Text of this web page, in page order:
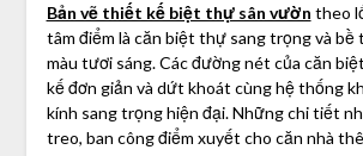
Bản vẽ thiết kế biệt thự sân vườn theo
tâm điểm là căn biệt thự sang trọng và bề
màu tươi sáng. Các đường nét của căn
kế đơn giản và dứt khoát cùng hệ thống
kính sang trọng hiện đại. Những chi tiết
treo, ban công điểm xuyết cho căn nhà